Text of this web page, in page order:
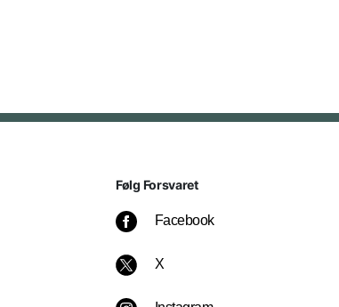
Følg Forsvaret
Facebook
X